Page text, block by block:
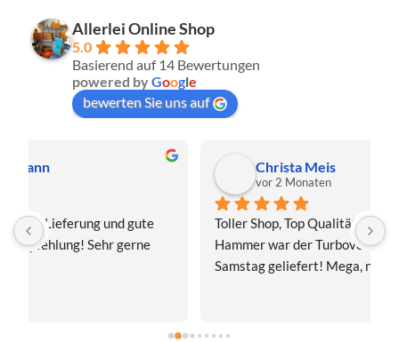
Allerlei Online Shop
5.0
Basierend auf 14 Bewertungen
powered byGoogle
bewerten Sie uns auf
Christa Meis
Toller Shop, Top Qualität. Aber der absolute
Hammer war der Turboversand!!! Freitag bestellt,
Samstag geliefert! Mega, nur zu empfehlen👍